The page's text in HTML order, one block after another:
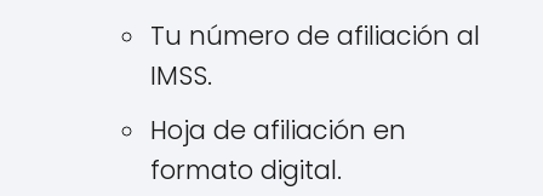
Tu número de afiliación al
IMSS.
Hoja de afiliación en
formato digital.